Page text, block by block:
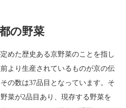
の野菜
めた歴史ある京野菜のことを指し
より生産されているものが京の伝
の数は37品目となっています。そ
菜が2品目あり、現存する野菜を